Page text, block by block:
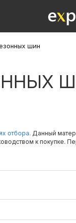
шин
отбора. Данный
к покупке.